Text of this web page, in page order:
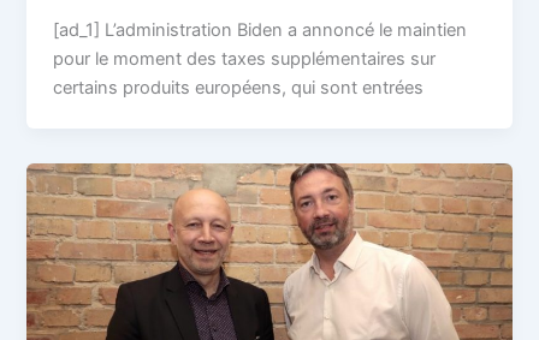
[ad_1] L’administration Biden a annoncé le maintien
pour le moment des taxes supplémentaires sur
certains produits européens, qui sont entrées